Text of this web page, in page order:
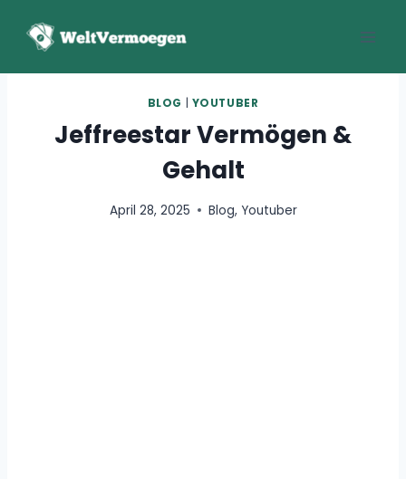
Inhalt
BLOG YOUTUBER
Jeffreestar Vermögen &
Gehalt
April 28, 2025 Blog, Youtuber